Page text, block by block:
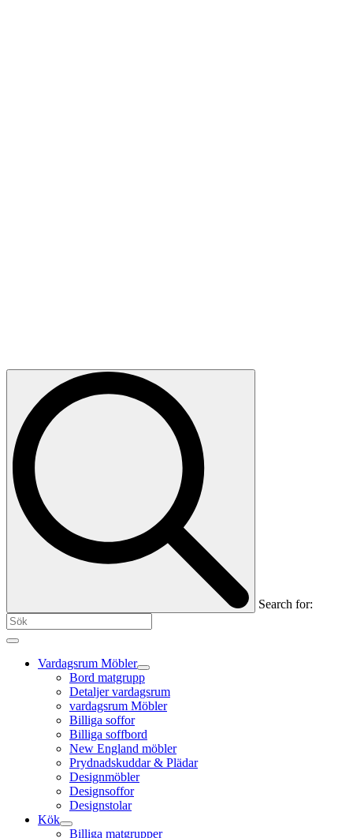
Search for:
Vardagsrum Möbler
Bord matgrupp
Detaljer vardagsrum
vardagsrum Möbler
Billiga soffor
Billiga soffbord
New England möbler
Prydnadskuddar & Plädar
Designmöbler
Designsoffor
Designstolar
Kök
Billiga matgrupper